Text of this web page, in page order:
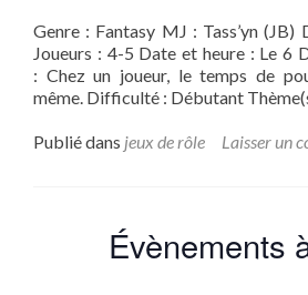
Genre : Fantasy MJ : Tass’yn (JB)
Joueurs : 4-5 Date et heure : Le 6
: Chez un joueur, le temps de
même. Difficulté : Débutant
Publié dans jeux de rôle Laisser un
Évènements